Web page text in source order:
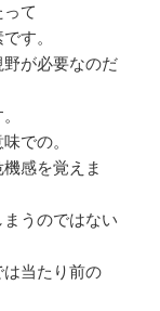
て
す。
が必要なのだ
での。
感を覚えま
うのではない
当たり前の